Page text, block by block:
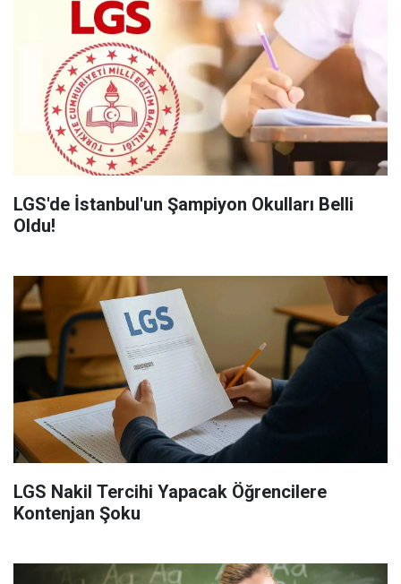
LGS'de İstanbul'un Şampiyon Okulları Belli
Oldu!
LGS Nakil Tercihi Yapacak Öğrencilere
Kontenjan Şoku